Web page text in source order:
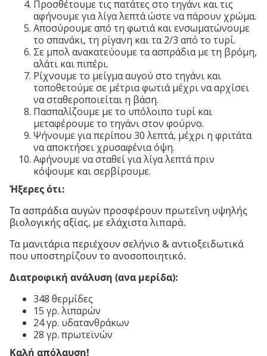
Προσθέτουμε τις πατάτες στο τηγάνι και τις
αφήνουμε για λίγα λεπτά ώστε να πάρουν χρώμα.
Αποσύρουμε από τη φωτιά και ενσωματώνουμε
το σπανάκι, τη ρίγανη και τα 2/3 από το τυρί.
Σε μπολ ανακατεύουμε τα ασπράδια με τη βρόμη,
αλάτι και πιπέρι.
Ρίχνουμε το μείγμα αυγού στο τηγάνι και
τοποθετούμε σε μέτρια φωτιά μέχρι να αρχίσει
να σταθεροποιείται η βάση.
Πασπαλίζουμε με το υπόλοιπο τυρί και
μεταφέρουμε το τηγάνι στον φούρνο.
Ψήνουμε για περίπου 30 λεπτά, μέχρι η φριτάτα
να αποκτήσει χρυσαφένια όψη.
Αφήνουμε να σταθεί για λίγα λεπτά πριν
κόψουμε και σερβίρουμε.
Ήξερες ότι:
Τα ασπράδια αυγών προσφέρουν πρωτεΐνη υψηλής
βιολογικής αξίας, με ελάχιστα λιπαρά.
Τα μανιτάρια περιέχουν σελήνιο & αντιοξειδωτικά
που υποστηρίζουν το ανοσοποιητικό.
Διατροφική ανάλυση (ανα μερίδα):
348 θερμίδες
15 γρ. λιπαρών
24 γρ. υδατανθράκων
28 γρ. πρωτεϊνών
Καλή απόλαυση!